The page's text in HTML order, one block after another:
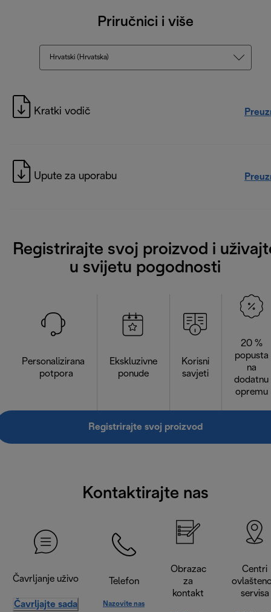
Priručnici i više
Hrvatski (Hrvatska)
Kratki vodič
Upute za uporabu
Registrirajte svoj proizvod i
u svijetu pogodnosti
Personalizirana
potpora
Ekskluzivne
ponude
Korisni
savjeti
20 %
popusta
na
dodatnu
opremu
Registrirajte svoj proizvod
Kontaktirajte nas
Čavrljanje uživo
Čavrljajte sada
Telefon
Nazovite nas
Obrazac
za
kontakt
Centri
servisa